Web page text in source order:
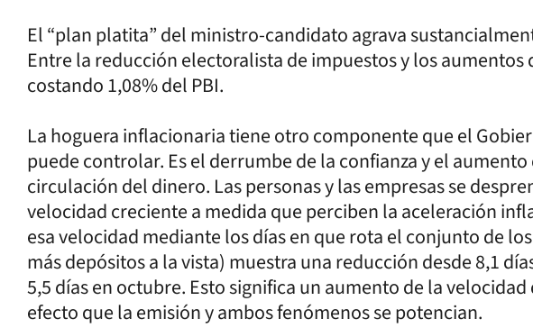
El “plan platita” del ministro-candidato agrava
Entre la reducción electoralista de impuestos y los aumentos
costando 1,08% del PBI.
La hoguera inflacionaria tiene otro componente que el
puede controlar. Es el derrumbe de la confianza y el
circulación del dinero. Las personas y las empresas se
velocidad creciente a medida que perciben la aceleración
esa velocidad mediante los días en que rota el conjunto de
más depósitos a la vista) muestra una reducción desde 8,1
5,5 días en octubre. Esto significa un aumento de la
efecto que la emisión y ambos fenómenos se potencian.